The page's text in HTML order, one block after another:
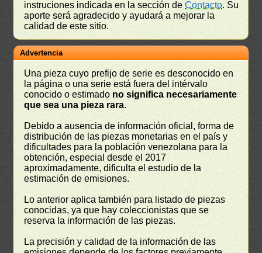
instruciones indicada en la sección deContacto. Su
aporte será agradecido y ayudará a mejorar la
calidad de este sitio.
Advertencia
Una pieza cuyo prefijo de serie es desconocido en
la página o una serie está fuera del intérvalo
conocido o estimado no significa necesariamente
que sea una pieza rara.
Debido a ausencia de información oficial, forma de
distribución de las piezas monetarias en el país y
dificultades para la población venezolana para la
obtención, especial desde el 2017
aproximadamente, dificulta el estudio de la
estimación de emisiones.
Lo anterior aplica también para listado de piezas
conocidas, ya que hay coleccionistas que se
reserva la información de las piezas.
La precisión y calidad de la información de las